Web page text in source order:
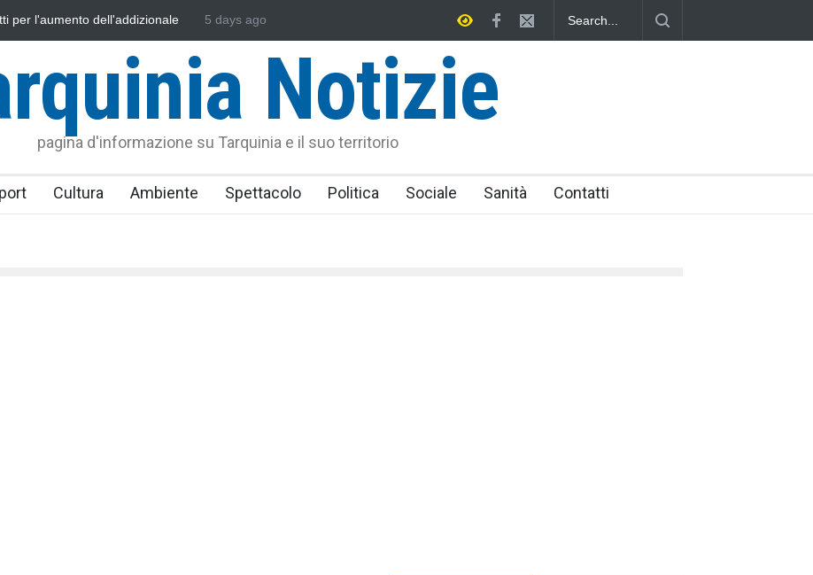
Provinciale di Viterbo
Vincenzo Ferri, un Eroe tarquiniese senza tomba
5 days ago
Notizie
pagina d'informazione su Tarquinia e il suo territorio
Cultura Ambiente Spettacolo Politica Sociale Sanità Contatti